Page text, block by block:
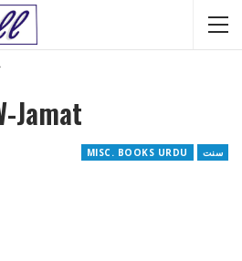
Jamat
MISC. BOOKS URDU سنت